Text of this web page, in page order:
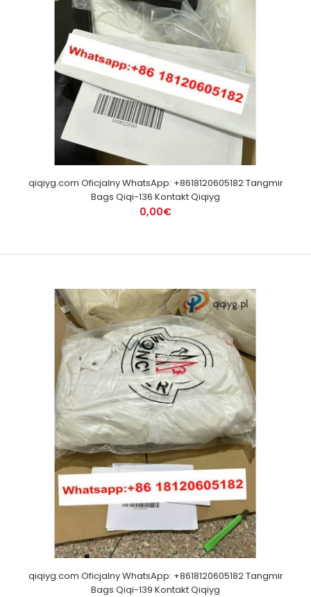
qiqiyg.com Oficjalny WhatsApp: +8618120605182 Tangmir
Bags Qiqi-136 Kontakt Qiqiyg
0,00€
qiqiyg.com Oficjalny WhatsApp: +8618120605182 Tangmir
Bags Qiqi-139 Kontakt Qiqiyg